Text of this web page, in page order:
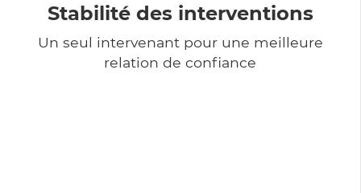
Stabilité des interventions
Un seul intervenant pour une meilleure
relation de confiance